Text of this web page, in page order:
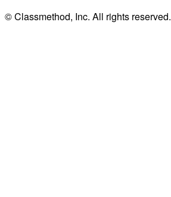
© Classmethod, Inc. All rights reserved.